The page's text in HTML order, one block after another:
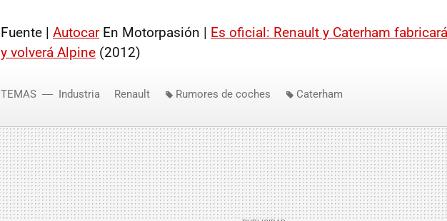
Fuente | AutocarEn Motorpasión | Es oficial: Renault y Caterham
y volverá Alpine (2012)
TEMAS Industria Renault Rumores de coches Caterham